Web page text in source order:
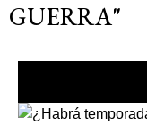
GUERRA"